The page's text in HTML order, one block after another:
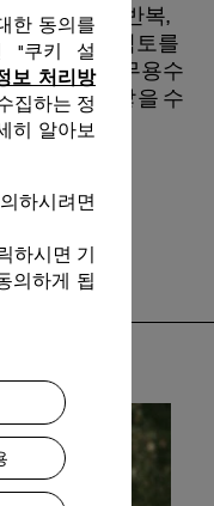
, 계속되는 반복,
출연진의 검토를
보이면서, 무용수
과 경험을 쌓을 수
한 동의를
"쿠키 설
보 처리방
집하는 정
히 알아보
하시려면
하시면 기
의하게 됩